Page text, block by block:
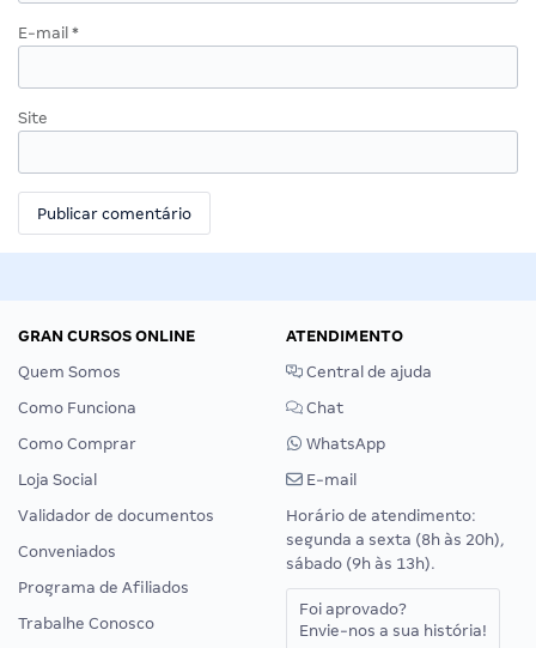
E-mail *
Site
GRAN CURSOS ONLINE
Quem Somos
Como Funciona
Como Comprar
Loja Social
Validador de documentos
Conveniados
Programa de Afiliados
Trabalhe Conosco
ATENDIMENTO
Central de ajuda
Chat
WhatsApp
E-mail
Horário de atendimento:
segunda a sexta (8h às 20h),
sábado (9h às 13h).
Foi aprovado?
Envie-nos a sua história!